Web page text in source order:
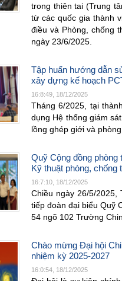
trong thiên tai (Trung
từ các quốc gia thành
điều và Phòng, chống
ngày 23/6/2025.
Tập huấn hướng dẫn
xây dựng kế hoạch
16:8:49, 18/12/2025
Tháng 6/2025, tại
dụng Hệ thống giám
lồng ghép giới và
Quỹ Cộng đồng phòng
Kỹ thuật phòng, chống
16:7:10, 18/12/2025
Chiều ngày 26/5/2025,
tiếp đoàn đại biểu Quỹ
54 ngõ 102 Trường
Chào mừng Đại hội
nhiệm kỳ 2025-2027
16:0:54, 18/12/2025